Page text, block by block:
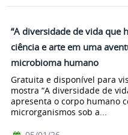
“A diversidade de vida que
ciência e arte em uma
microbioma humano
Gratuita e disponível para
mostra “A diversidade de
apresenta o corpo humano
microrganismos sob a...